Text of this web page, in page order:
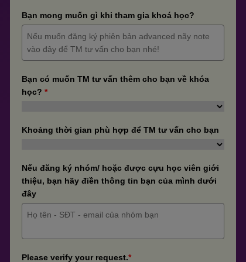
Bạn mong muốn gì khi tham gia khoá học?
Bạn có muốn TM tư vấn thêm cho bạn về khóa
học? *
Khoảng thời gian phù hợp để TM tư vấn cho bạn
Nếu đăng ký nhóm/ hoặc được cựu học viên giới
thiệu, bạn hãy điền thông tin bạn của mình dưới
đây
Please verify your request.*